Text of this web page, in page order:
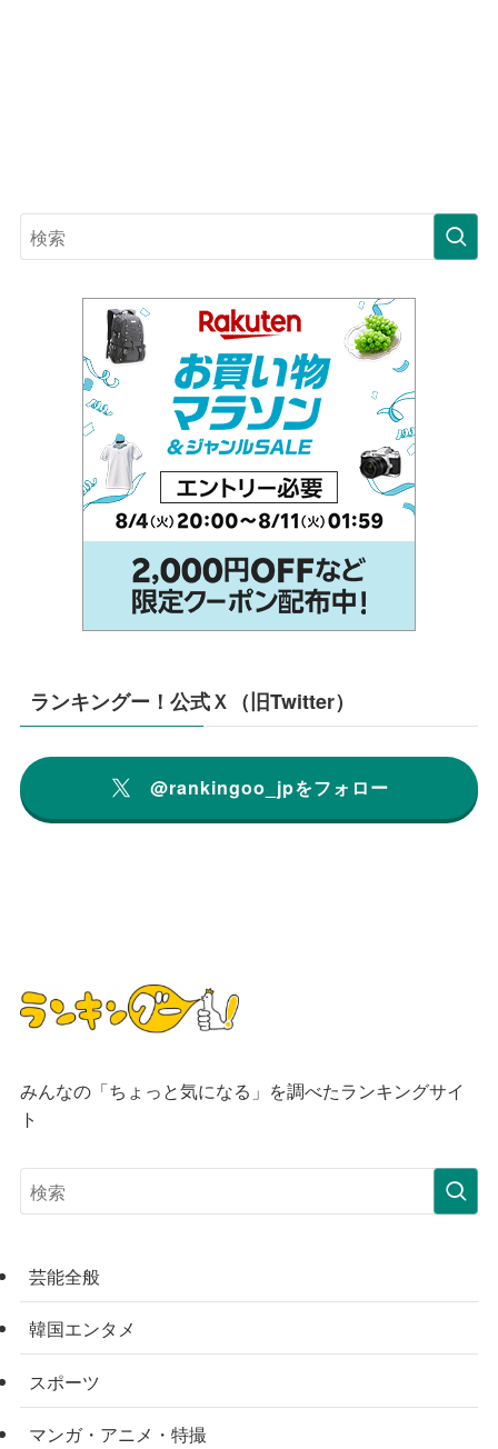
ランキングー！公式Ｘ（旧Twitter）
@rankingoo_jpをフォロー
みんなの「ちょっと気になる」を調べたランキングサイ
ト
芸能全般
韓国エンタメ
スポーツ
マンガ・アニメ・特撮